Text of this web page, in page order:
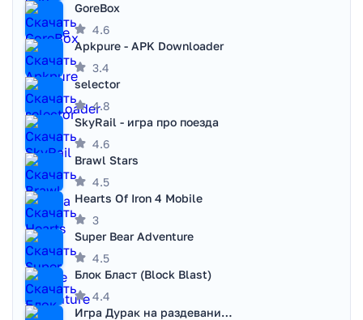
GoreBox
4.6
Apkpure - APK Downloader
3.4
selector
4.8
SkyRail - игра про поезда
4.6
Brawl Stars
4.5
Hearts Of Iron 4 Mobile
3
Super Bear Adventure
4.5
Блок Бласт (Block Blast)
4.4
Игра Дурак на раздевание - Правила игры